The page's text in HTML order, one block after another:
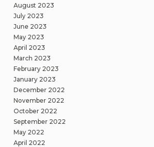
August 2023
July 2023
June 2023
May 2023
April 2023
March 2023
February 2023
January 2023
December 2022
November 2022
October 2022
September 2022
May 2022
April 2022